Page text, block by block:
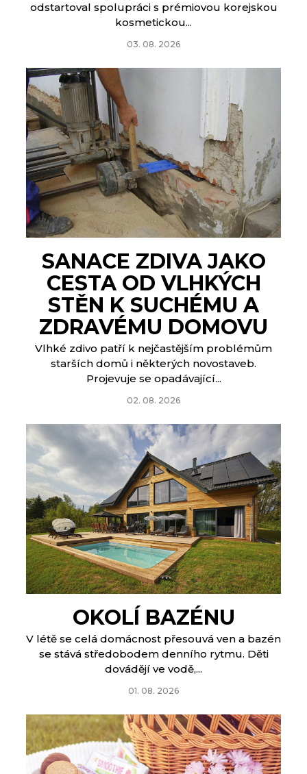
odstartoval spolupráci s prémiovou korejskou
kosmetickou...
03. 08. 2026
SANACE ZDIVA JAKO
CESTA OD VLHKÝCH
STĚN K SUCHÉMU A
ZDRAVÉMU DOMOVU
Vlhké zdivo patří k nejčastějším problémům
starších domů i některých novostaveb.
Projevuje se opadávající...
02. 08. 2026
OKOLÍ BAZÉNU
V létě se celá domácnost přesouvá ven a bazén
se stává středobodem denního rytmu. Děti
dovádějí ve vodě,...
01. 08. 2026